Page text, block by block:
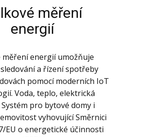
měření
energií
měření energií umožňuje
a řízení spotřeby
pomocí moderních IoT
Voda, teplo, elektrická
pro bytové domy i
vyhovující Směrnici
EU o energetické účinnosti